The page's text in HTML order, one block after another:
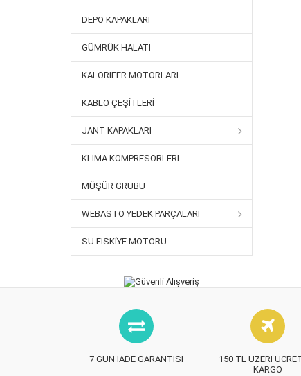
DEPO KAPAKLARI
GÜMRÜK HALATI
KALORIFER MOTORLARI
KABLO ÇEŞITLERI
JANT KAPAKLARI
KLIMA KOMPRESÖRLERI
MÜŞÜR GRUBU
WEBASTO YEDEK PARÇALARI
SU FISKIYE MOTORU
7 GÜN İADE GARANTISI
150 TL ÜZERI
KARGO